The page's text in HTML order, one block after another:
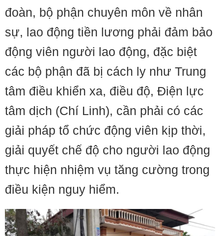
đoàn, bộ phận chuyên môn về nhân
sự, lao động tiền lương phải đảm bảo
động viên người lao động, đặc biệt
các bộ phận đã bị cách ly như Trung
tâm điều khiển xa, điều độ, Điện lực
tâm dịch (Chí Linh), cần phải có các
giải pháp tổ chức động viên kịp thời,
giải quyết chế độ cho người lao động
thực hiện nhiệm vụ tăng cường trong
điều kiện nguy hiểm.